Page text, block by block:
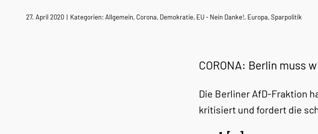
27. April 2020 | Kategorien: Allgemein, Corona, Demokratie, EU - Nein Danke!, Europa,Sparpolitik
CORONA: Berlin muss
Die Berliner AfD-Fraktion
kritisiert und fordert die